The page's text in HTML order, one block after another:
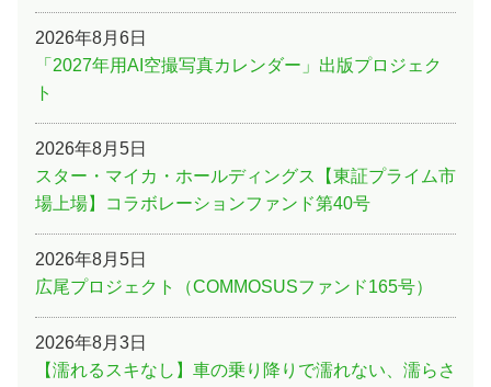
2026年8月6日
「2027年用AI空撮写真カレンダー」出版プロジェク
ト
2026年8月5日
スター・マイカ・ホールディングス【東証プライム市
場上場】コラボレーションファンド第40号
2026年8月5日
広尾プロジェクト（COMMOSUSファンド165号）
2026年8月3日
【濡れるスキなし】車の乗り降りで濡れない、濡らさ